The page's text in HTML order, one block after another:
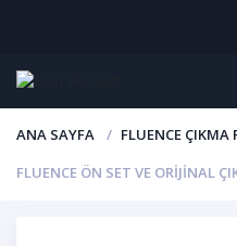
ANA SAYFA
FLUENCE ÇIKMA
FLUENCE ÖN SET VE ORIJINAL